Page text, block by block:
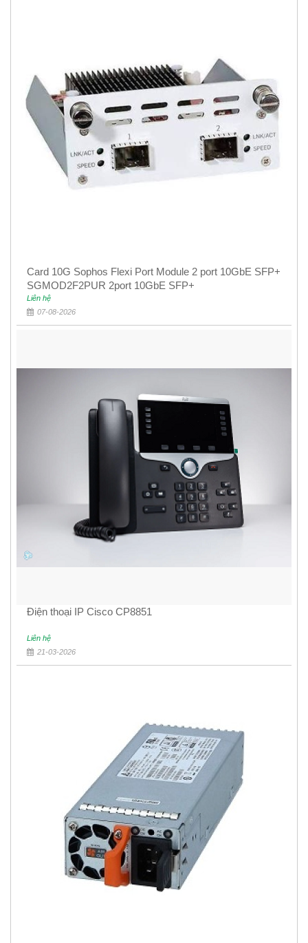
Card 10G Sophos Flexi Port Module 2 port 10GbE SFP+
SGMOD2F2PUR 2port 10GbE SFP+
Liên hệ
07-08-2026
Điện thoại IP Cisco CP8851
Liên hệ
21-03-2026